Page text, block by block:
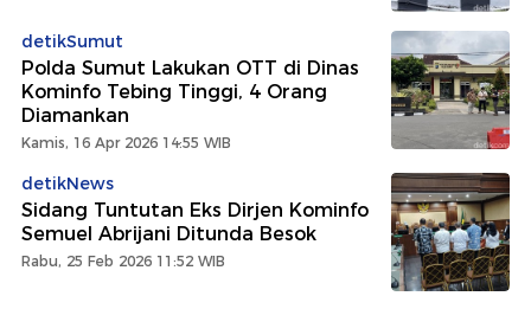
detikSumut
Polda Sumut Lakukan OTT di Dinas
Kominfo Tebing Tinggi, 4 Orang
Diamankan
Kamis, 16 Apr 2026 14:55 WIB
detikNews
Sidang Tuntutan Eks Dirjen Kominfo
Semuel Abrijani Ditunda Besok
Rabu, 25 Feb 2026 11:52 WIB